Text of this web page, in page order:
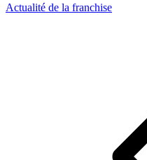
Actualité de la franchise